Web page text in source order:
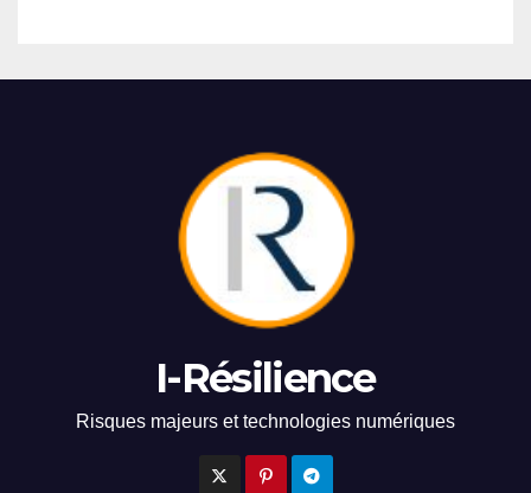
I-Résilience
Risques majeurs et technologies numériques